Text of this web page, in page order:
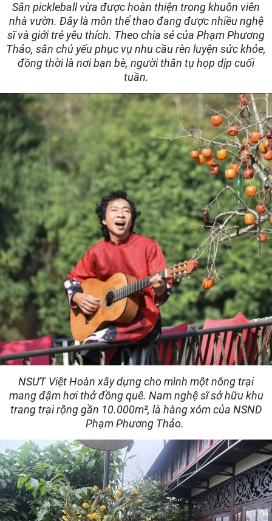
Sân pickleball vừa được hoàn thiện trong khuôn viên
nhà vườn. Đây là môn thể thao đang được nhiều nghệ
sĩ và giới trẻ yêu thích. Theo chia sẻ của Phạm Phương
Thảo, sân chủ yếu phục vụ nhu cầu rèn luyện sức khỏe,
đồng thời là nơi bạn bè, người thân tụ họp dịp cuối
tuần.
NSƯT Việt Hoàn xây dựng cho mình một nông trại
mang đậm hơi thở đồng quê. Nam nghệ sĩ sở hữu khu
trang trại rộng gần 10.000m², là hàng xóm của NSND
Phạm Phương Thảo.